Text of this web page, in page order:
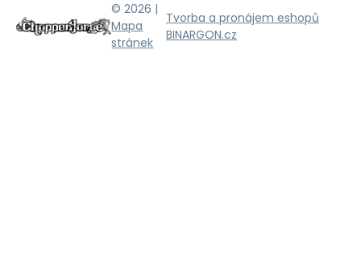
© 2026 |
Mapa
stránek
Tvorba a pronájem eshopů
BINARGON.cz